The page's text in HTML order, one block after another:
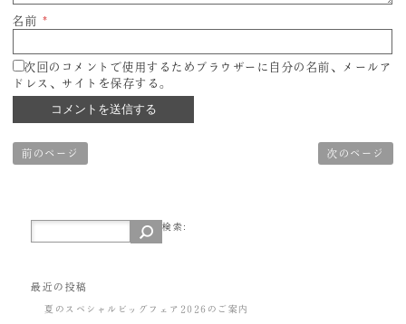
名前 *
次回のコメントで使用するためブラウザーに自分の名前、メールア
ドレス、サイトを保存する。
前のページ 次のページ
検索:
最近の投稿
夏のスペシャルビッグフェア2026のご案内